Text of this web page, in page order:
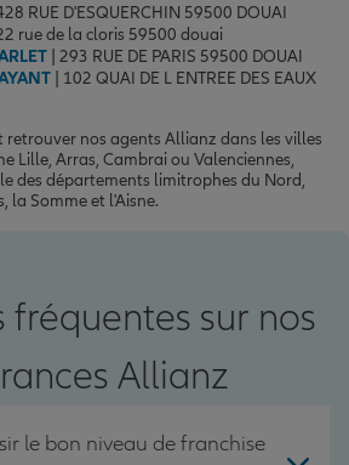
RUE D'ESQUERCHIN 59500 DOUAI
rue de la cloris 59500 douai
| 293 RUE DE PARIS 59500 DOUAI
| 102 QUAI DE L ENTREE DES EAUX
retrouver nos agents Allianz dans les villes
Lille, Arras, Cambrai ou Valenciennes,
des départements limitrophes du Nord,
la Somme et l'Aisne.
fréquentes sur nos
Allianz
le bon niveau de franchise